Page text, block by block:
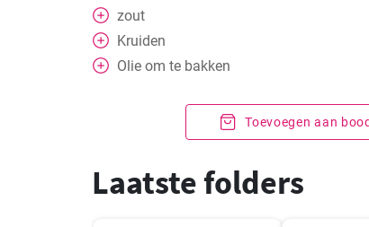
zout
Kruiden
Olie om te bakken
Toevoegen aan
Laatste folders